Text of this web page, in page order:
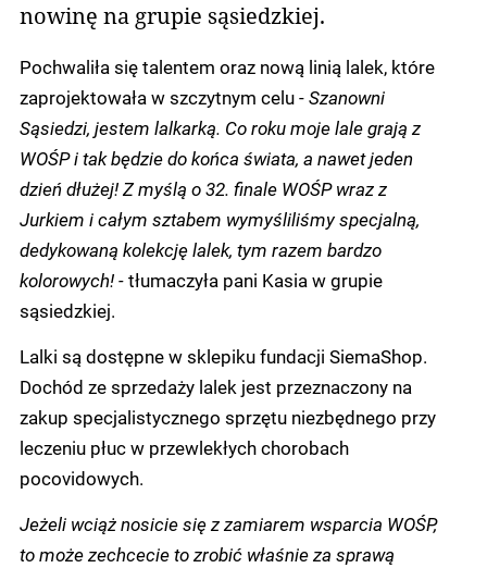
nowinę na grupie sąsiedzkiej.
Pochwaliła się talentem oraz nową linią lalek, które
zaprojektowała w szczytnym celu -Szanowni
Sąsiedzi, jestem lalkarką. Co roku moje lale grają z
WOŚP i tak będzie do końca świata, a nawet jeden
dzień dłużej! Z myślą o 32. finale WOŚP wraz z
Jurkiem i całym sztabem wymyśliliśmy specjalną,
dedykowaną kolekcję lalek, tym razem bardzo
kolorowych! -tłumaczyła pani Kasia w grupie
sąsiedzkiej.
Lalki są dostępne w sklepiku fundacji SiemaShop.
Dochód ze sprzedaży lalek jest przeznaczony na
zakup specjalistycznego sprzętu niezbędnego przy
leczeniu płuc w przewlekłych chorobach
pocovidowych.
Jeżeli wciąż nosicie się z zamiarem wsparcia WOŚP,
to może zechcecie to zrobić właśnie za sprawą